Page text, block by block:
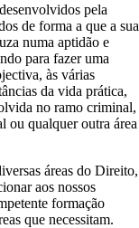
pela
de forma a que a sua
numa aptidão e
para fazer uma
às várias
da vida prática,
no ramo criminal,
ou qualquer outra área
áreas do Direito,
aos nossos
formação
que necessitam.